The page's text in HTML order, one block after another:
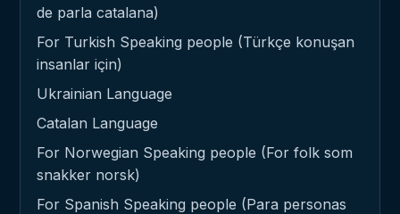
de parla catalana)
For Turkish Speaking people (Türkçe konuşan
insanlar için)
Ukrainian Language
Catalan Language
For Norwegian Speaking people (For folk som
snakker norsk)
For Spanish Speaking people (Para personas